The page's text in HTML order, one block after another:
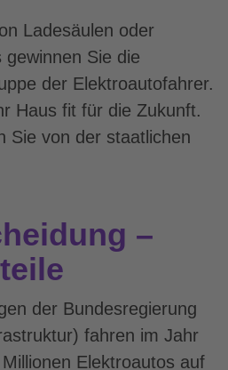
Ladesäulen oder
Sie die
der Elektroautofahrer.
Haus fit für die Zukunft.
Sie von der staatlichen
–
der Bundesregierung
fahren im Jahr
Elektroautos auf